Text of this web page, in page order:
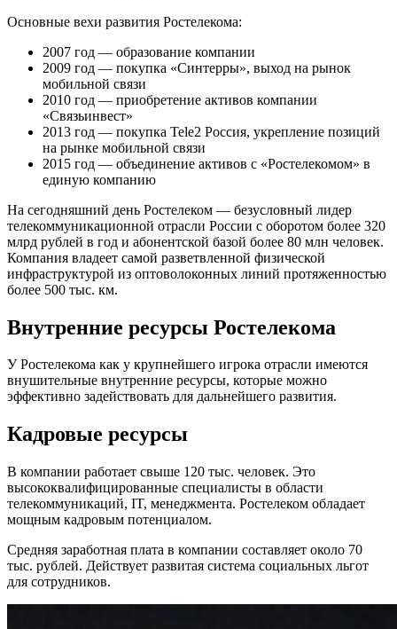
Основные вехи развития Ростелекома:
2007 год — образование компании
2009 год — покупка «Синтерры», выход на рынок
мобильной связи
2010 год — приобретение активов компании
«Связьинвест»
2013 год — покупка Tele2 Россия, укрепление позиций
на рынке мобильной связи
2015 год — объединение активов с «Ростелекомом» в
единую компанию
На сегодняшний день Ростелеком — безусловный лидер
телекоммуникационной отрасли России с оборотом более 320
млрд рублей в год и абонентской базой более 80 млн человек.
Компания владеет самой разветвленной физической
инфраструктурой из оптоволоконных линий протяженностью
более 500 тыс. км.
Внутренние ресурсы Ростелекома
У Ростелекома как у крупнейшего игрока отрасли имеются
внушительные внутренние ресурсы, которые можно
эффективно задействовать для дальнейшего развития.
Кадровые ресурсы
В компании работает свыше 120 тыс. человек. Это
высококвалифицированные специалисты в области
телекоммуникаций, IT, менеджмента. Ростелеком обладает
мощным кадровым потенциалом.
Средняя заработная плата в компании составляет около 70
тыс. рублей. Действует развитая система социальных льгот
для сотрудников.